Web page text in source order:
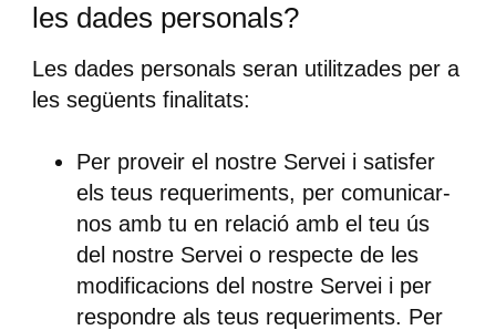
les dades personals?
Les dades personals seran utilitzades per a
les següents finalitats:
Per proveir el nostre Servei i satisfer
els teus requeriments, per comunicar-
nos amb tu en relació amb el teu ús
del nostre Servei o respecte de les
modificacions del nostre Servei i per
respondre als teus requeriments. Per